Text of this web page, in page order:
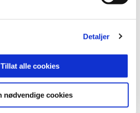
Detaljer
Tillat alle cookies
nødvendige cookies
mye arbeid
events og media
for toppfotball
tar vi steg for steg. Å kople seg